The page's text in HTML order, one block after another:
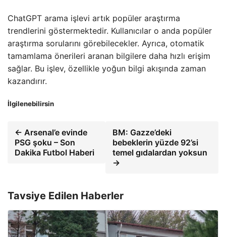
ChatGPT arama işlevi artık popüler araştırma
trendlerini göstermektedir. Kullanıcılar o anda popüler
araştırma sorularını görebilecekler. Ayrıca, otomatik
tamamlama önerileri aranan bilgilere daha hızlı erişim
sağlar. Bu işlev, özellikle yoğun bilgi akışında zaman
kazandırır.
İlgilenebilirsin
← Arsenal’e evinde
PSG şoku – Son
Dakika Futbol Haberi
BM: Gazze’deki
bebeklerin yüzde 92’si
temel gıdalardan yoksun
→
Tavsiye Edilen Haberler